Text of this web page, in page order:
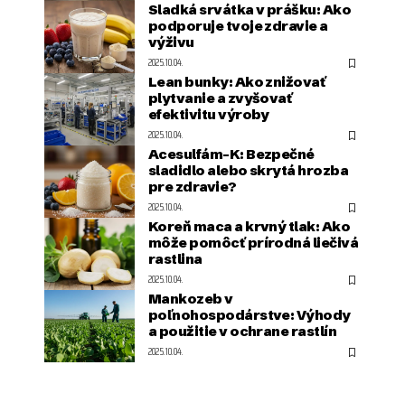
Sladká srvátka v prášku: Ako
podporuje tvoje zdravie a
výživu
2025.10.04.
Lean bunky: Ako znižovať
plytvanie a zvyšovať
efektivitu výroby
2025.10.04.
Acesulfám-K: Bezpečné
sladidlo alebo skrytá hrozba
pre zdravie?
2025.10.04.
Koreň maca a krvný tlak: Ako
môže pomôcť prírodná liečivá
rastlina
2025.10.04.
Mankozeb v
poľnohospodárstve: Výhody
a použitie v ochrane rastlín
2025.10.04.